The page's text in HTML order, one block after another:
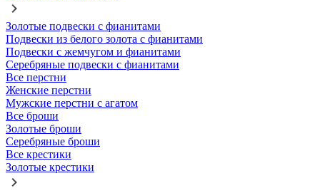
Золотые подвески с фианитами
Подвески из белого золота с фианитами
Подвески с жемчугом и фианитами
Серебряные подвески с фианитами
Все перстни
Женские перстни
Мужские перстни с агатом
Все броши
Золотые броши
Серебряные броши
Все крестики
Золотые крестики